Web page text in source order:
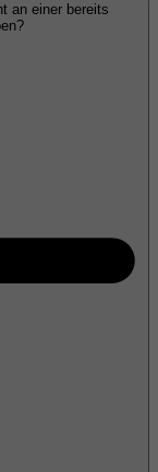
an einer bereits